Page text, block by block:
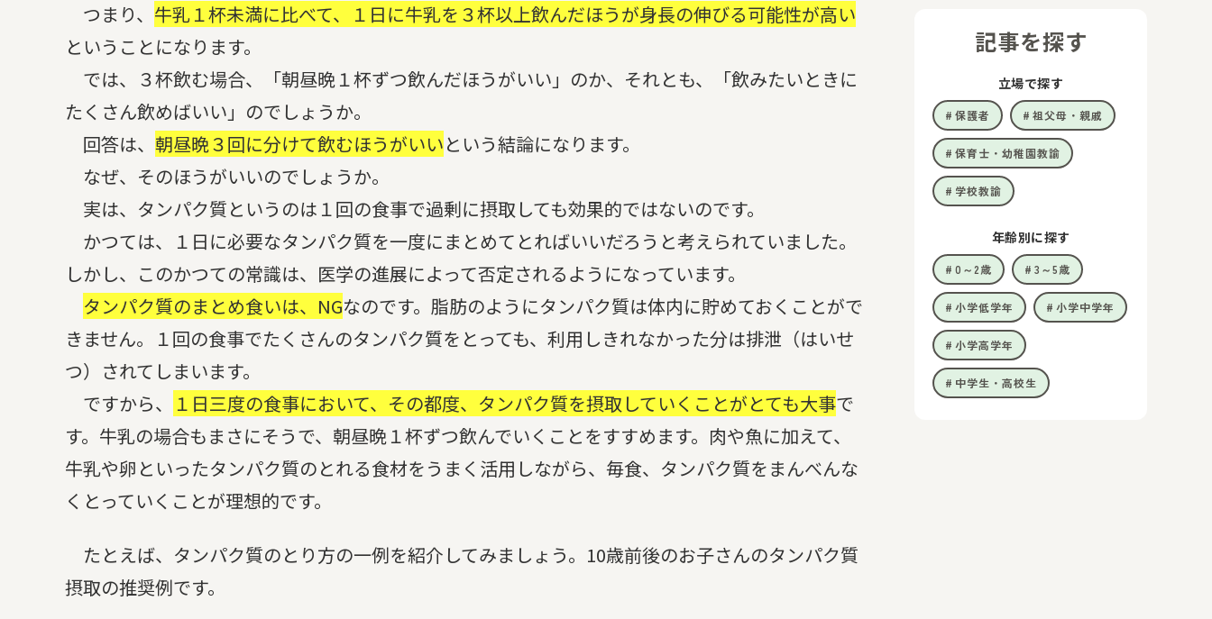
つまり、 牛乳１杯未満に比べて、１日に牛乳を３杯以上飲んだほうが身長の伸びる可能性が高い
ということになります。
では、３杯飲む場合、「朝昼晩１杯ずつ飲んだほうがいい」のか、それとも、「飲みたいときに
たくさん飲めばいい」のでしょうか。
回答は、 朝昼晩３回に分けて飲むほうがいいという結論になります。
なぜ、そのほうがいいのでしょうか。
実は、タンパク質というのは１回の食事で過剰に摂取しても効果的ではないのです。
かつては、１日に必要なタンパク質を一度にまとめてとればいいだろうと考えられていました。
しかし、このかつての常識は、医学の進展によって否定されるようになっています。
タンパク質のまとめ食いは、NGなのです。脂肪のようにタンパク質は体内に貯めておくことがで
きません。１回の食事でたくさんのタンパク質をとっても、利用しきれなかった分は排泄（はいせ
つ）されてしまいます。
ですから、
１日三度の食事において、その都度、タンパク質を摂取していくことがとても大事で
す。牛乳の場合もまさにそうで、朝昼晩１杯ずつ飲んでいくことをすすめます。肉や魚に加えて、
牛乳や卵といったタンパク質のとれる食材をうまく活用しながら、毎食、タンパク質をまんべんな
くとっていくことが理想的です。
たとえば、タンパク質のとり方の一例を紹介してみましょう。10歳前後のお子さんのタンパク質
摂取の推奨例です。
記事を探す
立場で探す
保護者 祖父母・親戚
保育士・幼稚園教諭
学校教諭
年齢別に探す
0～2歳 3～5歳
小学低学年 小学中学年
小学高学年
中学生・高校生